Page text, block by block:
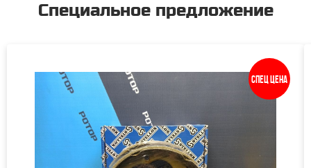
Специальное предложение
Спец цена